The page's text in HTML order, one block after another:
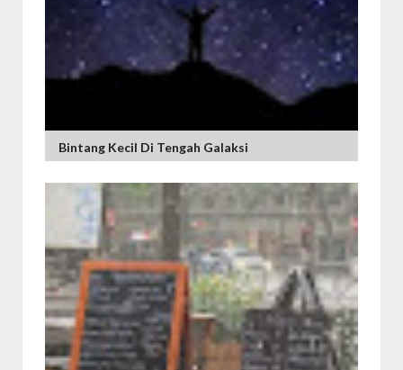
Bintang Kecil Di Tengah Galaksi